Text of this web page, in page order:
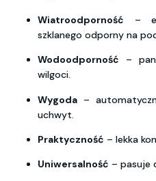
Wiatroodporność –
szklanego odporny na
Wodoodporność –
wilgoci.
Wygoda –
uchwyt.
Praktyczność – lekka
Uniwersalność – pasuje